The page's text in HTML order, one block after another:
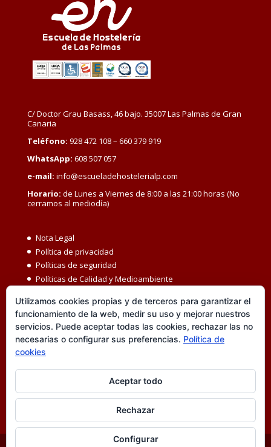
C/ Doctor Grau Basass, 46 bajo. 35007 Las Palmas de Gran
Canaria
Teléfono: 928 472 108 – 660 379 919
WhatsApp: 608 507 057
e-mail: info@escueladehostelerialp.com
Horario: de Lunes a Viernes de 8:00 a las 21:00 horas (No
cerramos al mediodía)
Nota Legal
Política de privacidad
Políticas de seguridad
Políticas de Calidad y Medioambiente
Igualdad MBC
Código ético
Transparencia
Política de cookies
Utilizamos cookies propias y de terceros para garantizar el
funcionamiento de la web, medir su uso y mejorar nuestros
servicios. Puede aceptar todas las cookies, rechazar las no
necesarias o configurar sus preferencias. Política de
cookies
Aceptar todo
Rechazar
Configurar